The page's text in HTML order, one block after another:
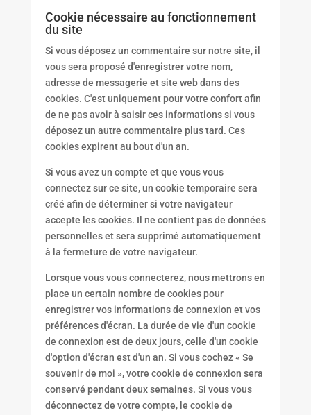
Cookie nécessaire au fonctionnement
du site
Si vous déposez un commentaire sur notre site, il
vous sera proposé d'enregistrer votre nom,
adresse de messagerie et site web dans des
cookies. C'est uniquement pour votre confort afin
de ne pas avoir à saisir ces informations si vous
déposez un autre commentaire plus tard. Ces
cookies expirent au bout d'un an.
Si vous avez un compte et que vous vous
connectez sur ce site, un cookie temporaire sera
créé afin de déterminer si votre navigateur
accepte les cookies. Il ne contient pas de données
personnelles et sera supprimé automatiquement
à la fermeture de votre navigateur.
Lorsque vous vous connecterez, nous mettrons en
place un certain nombre de cookies pour
enregistrer vos informations de connexion et vos
préférences d'écran. La durée de vie d'un cookie
de connexion est de deux jours, celle d'un cookie
d'option d'écran est d'un an. Si vous cochez « Se
souvenir de moi », votre cookie de connexion sera
conservé pendant deux semaines. Si vous vous
déconnectez de votre compte, le cookie de